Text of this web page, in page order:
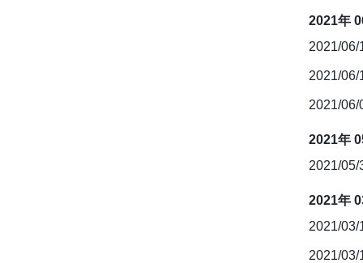
2021年
2021/
2021/
2021/
2021年
2021/
2021年
2021/
2021/